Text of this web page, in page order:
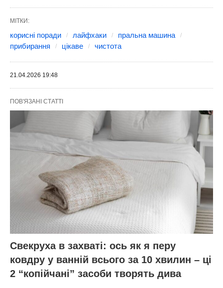
МІТКИ:
корисні поради лайфхаки
пральна машина
прибирання
цікаве чистота
21.04.2026 19:48
ПОВ'ЯЗАНІ СТАТТІ
Свекруха в захваті: ось як я перу
ковдру у ванній всього за 10 хвилин – ці
2 “копійчані” засоби творять дива